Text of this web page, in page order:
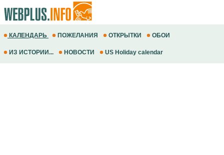
КАЛЕНДАРЬ ПОЖЕЛАНИЯ ОТКРЫТКИ ОБОИ
ИЗ ИСТОРИИ... НОВОСТИ US Holiday calendar